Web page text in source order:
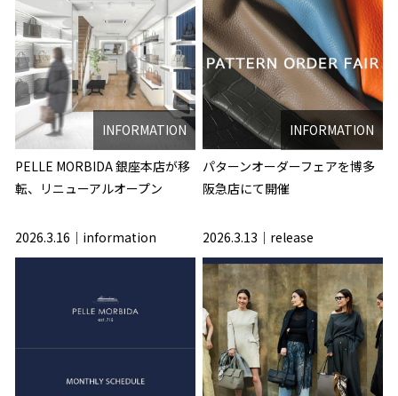
INFORMATION
PELLE MORBIDA 銀座本店が移
転、リニューアルオープン
INFORMATION
パターンオーダーフェアを博多
阪急店にて開催
2026.3.16 information 2026.3.13 release